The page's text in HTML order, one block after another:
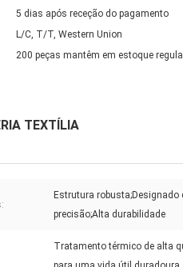
5 dias após receção do pagamento
L/C, T/T, Western Union
200 peças mantêm em estoque
TEXTÍLIA
Estrutura robusta;Designado
precisão;Alta durabilidade
Tratamento térmico de alta